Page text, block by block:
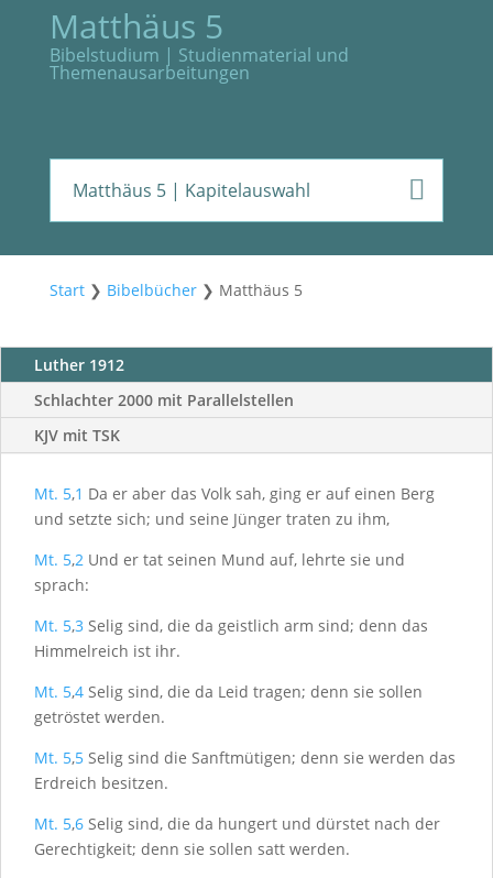
Matthäus 5
Bibelstudium | Studienmaterial und
Themenausarbeitungen
Matthäus 5| Kapitelauswahl
Start❯ Bibelbücher❯ Matthäus 5
Luther 1912
Schlachter 2000 mit Parallelstellen
KJV mit TSK
Mt. 5,1 Da er aber das Volk sah, ging er auf einen Berg
und setzte sich; und seine Jünger traten zu ihm,
Mt. 5,2 Und er tat seinen Mund auf, lehrte sie und
sprach:
Mt. 5,3 Selig sind, die da geistlich arm sind; denn das
Himmelreich ist ihr.
Mt. 5,4 Selig sind, die da Leid tragen; denn sie sollen
getröstet werden.
Mt. 5,5 Selig sind die Sanftmütigen; denn sie werden das
Erdreich besitzen.
Mt. 5,6 Selig sind, die da hungert und dürstet nach der
Gerechtigkeit; denn sie sollen satt werden.